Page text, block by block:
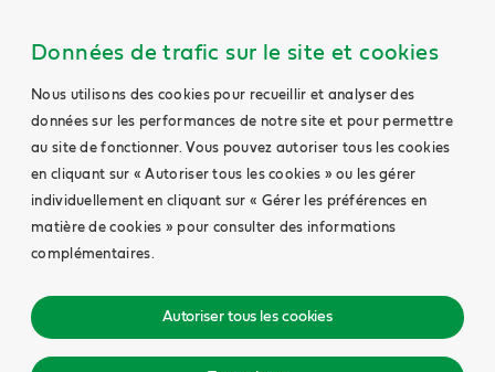
Données de trafic sur le site et cookies
Nous utilisons des cookies pour recueillir et analyser des
données sur les performances de notre site et pour permettre
au site de fonctionner. Vous pouvez autoriser tous les cookies
en cliquant sur « Autoriser tous les cookies » ou les gérer
individuellement en cliquant sur « Gérer les préférences en
matière de cookies » pour consulter des informations
complémentaires.
Autoriser tous les cookies